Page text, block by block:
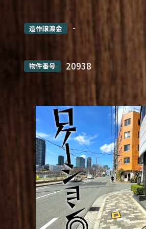
造作譲渡金 -
物件番号 20938